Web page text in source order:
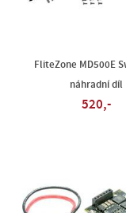
FliteZone MD500E
náhradní díl
520,-